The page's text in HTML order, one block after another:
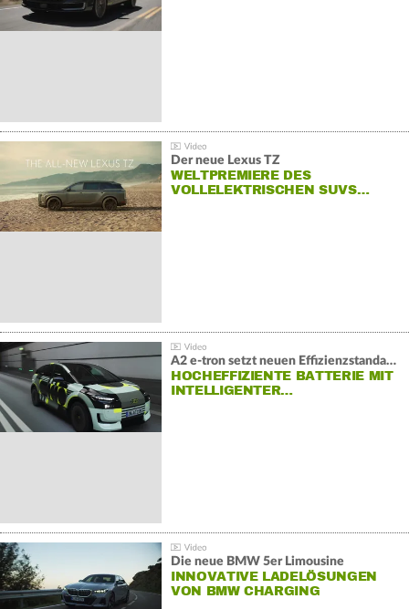
Der neue Lexus TZ
WELTPREMIERE DES
VOLLELEKTRISCHEN SUVS…
A2 e-tron setzt neuen Effizienzstandard bei Audi
HOCHEFFIZIENTE BATTERIE MIT
INTELLIGENTER…
Die neue BMW 5er Limousine
INNOVATIVE LADELÖSUNGEN
VON BMW CHARGING